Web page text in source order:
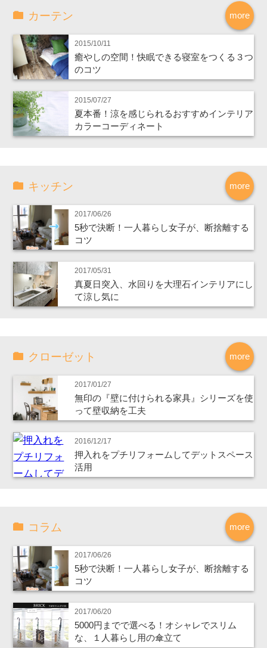
more
カーテン
2015/10/11
癒やしの空間！快眠できる寝室をつくる３つ
のコツ
2015/07/27
夏本番！涼を感じられるおすすめインテリア
カラーコーディネート
more
キッチン
2017/06/26
5秒で決断！一人暮らし女子が、断捨離する
コツ
2017/05/31
真夏日突入、水回りを大理石インテリアにし
て涼し気に
more
クローゼット
2017/01/27
無印の『壁に付けられる家具』シリーズを使
って壁収納を工夫
2016/12/17
押入れをプチリフォームしてデットスペース
活用
more
コラム
2017/06/26
5秒で決断！一人暮らし女子が、断捨離する
コツ
2017/06/20
5000円までで選べる！オシャレでスリム
な、１人暮らし用の傘立て